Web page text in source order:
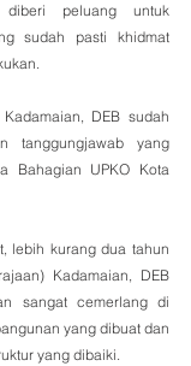
peluang untuk
sudah pasti khidmat
DEB sudah
tanggungjawab yang
Bahagian UPKO Kota
lebih kurang dua tahun
Kadamaian, DEB
sangat cemerlang di
yang dibuat dan
yang dibaiki.